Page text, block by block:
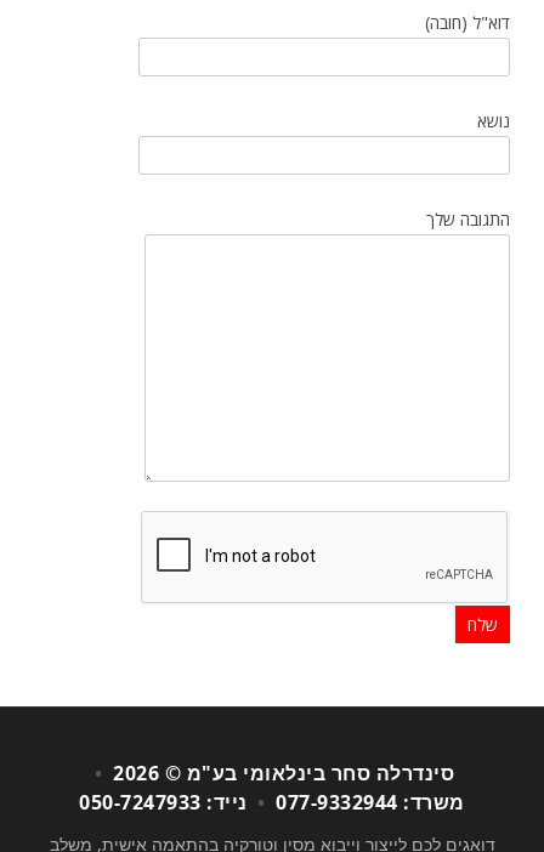
דוא"ל (חובה)
נושא
התגובה שלך
סינדרלה סחר בינלאומי בע"מ © 2026
•
משרד: 077-9332944
• נייד: 050-7247933
דואגים לכם לייצור וייבוא מסין וטורקיה בהתאמה אישית, משלב